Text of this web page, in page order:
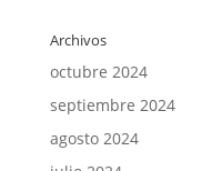
Archivos
octubre 2024
septiembre 2024
agosto 2024